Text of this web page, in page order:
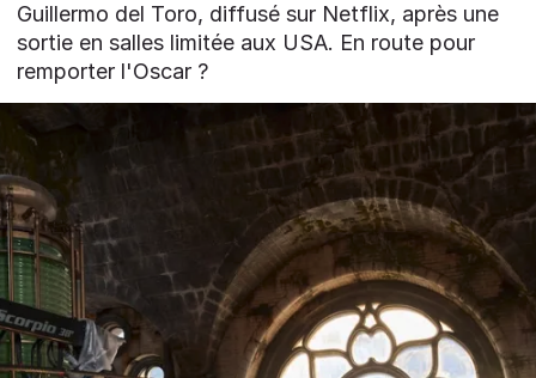
Guillermo del Toro, diffusé sur Netflix, après une
sortie en salles limitée aux USA. En route pour
remporter l'Oscar ?